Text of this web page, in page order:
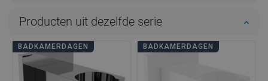
Producten uit dezelfde serie
BADKAMERDAGEN BADKAMERDAGEN